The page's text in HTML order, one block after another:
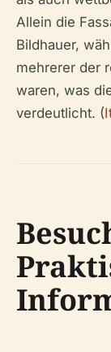
Allein die
Bildhauer,
mehrerer der
waren, was
verdeutlicht. (